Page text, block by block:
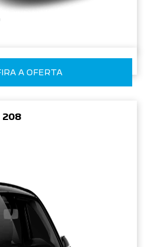
A OFERTA
208